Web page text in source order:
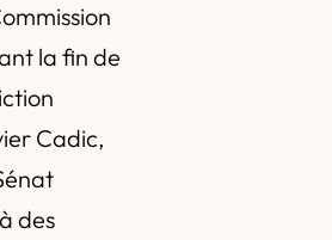
la fin de
Cadic,
des